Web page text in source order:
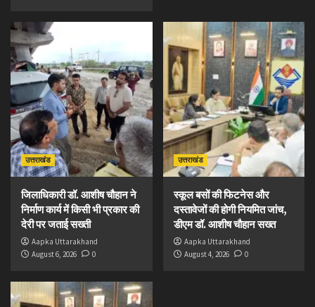
उत्तराखंड
जिलाधिकारी डॉ. आशीष चौहान ने
निर्माण कार्य में किसी भी प्रकार की
देरी पर जताई सख्ती
Aapka Uttarakhand
August 6, 2026
0
उत्तराखंड
स्कूल बसों की फिटनेस और
दस्तावेजों की होगी नियमित जांच,
डीएम डॉ. आशीष चौहान सख्त
Aapka Uttarakhand
August 4, 2026
0